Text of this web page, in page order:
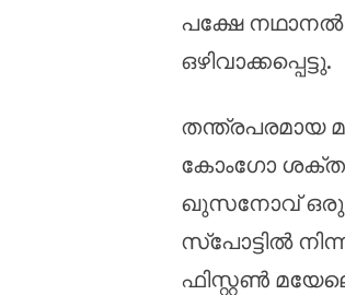
പക്ഷേ
ഒഴിവാക്കപ്പെട്ടു.
തന്ത്രപരമായ
കോംഗോ
ഖുസനോവ് ഒരു
സ്പോട്ടിൽ
ഫിസ്റ്റൺ